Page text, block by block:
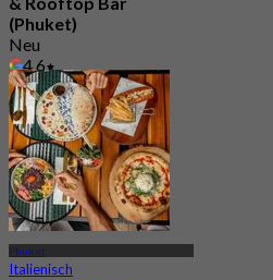
(Phuket)
Neu
4.6
Aus฿ 530
Phuket
Italienisch